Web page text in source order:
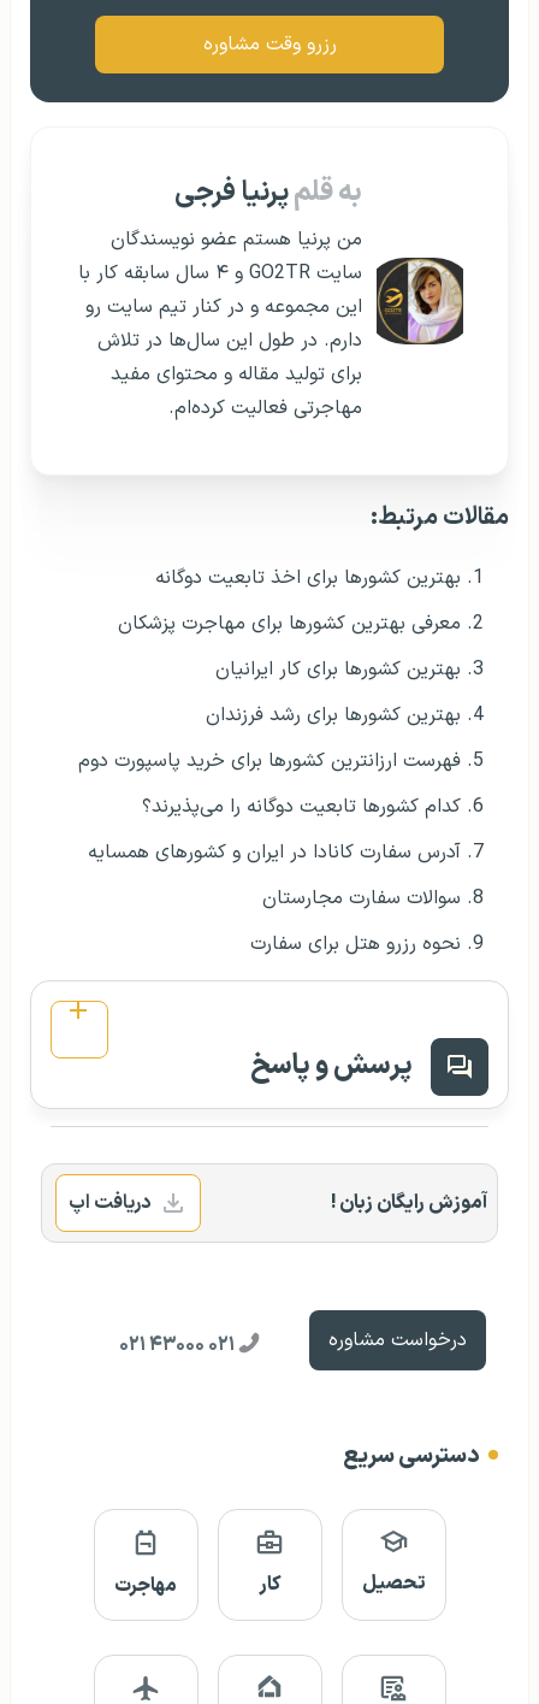
رزرو وقت مشاوره
به قلمپرنیا فرجی
من پرنیا هستم عضو نویسندگان
سایت GO2TR و ۴ سال سابقه کار با
این مجموعه و در کنار تیم سایت رو
دارم. در طول این سال‌ها در تلاش
برای تولید مقاله و محتوای مفید
مهاجرتی فعالیت کرده‌ام.
مقالات مرتبط:
بهترین کشورها برای اخذ تابعیت دوگانه
معرفی بهترین کشورها برای مهاجرت پزشکان
بهترین کشورها برای کار ایرانیان
بهترین کشورها برای رشد فرزندان
فهرست ارزانترین کشورها برای خرید پاسپورت دوم
کدام کشورها تابعیت دوگانه را می‌پذیرند؟
آدرس سفارت کانادا در ایران و کشورهای همسایه
سوالات سفارت مجارستان
نحوه رزرو هتل برای سفارت
پرسش و پاسخ
آموزش رایگان زبان ! دریافت اپ
درخواست مشاوره ۰۲۱ ۴۳۰۰۰ ۰۲۱
دسترسی سریع
تحصیل کار مهاجرت